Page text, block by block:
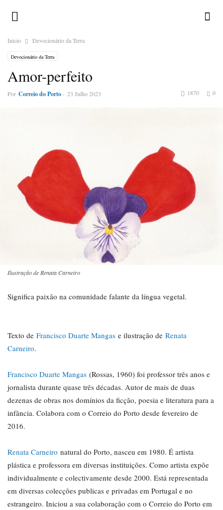
Inicio Devocionário da Terra
Devocionário da Terra
Amor-perfeito
Por Correio do Porto- 23 Julho 2023 0
1870
Ilustração de Renata Carneiro
Significa paixão na comunidade falante da língua vegetal.
Texto de Francisco Duarte Mangas e ilustração de Renata
Carneiro.
Francisco Duarte Mangas (Rossas, 1960) foi professor três anos e
jornalista durante quase três décadas. Autor de mais de duas
dezenas de obras nos domínios da ficção, poesia e literatura para a
infância. Colabora com o Correio do Porto desde fevereiro de
2016.
Renata Carneiro natural do Porto, nasceu em 1980. É artista
plástica e professora em diversas instituições. Como artista expõe
individualmente e colectivamente desde 2000. Está representada
em diversas colecções publicas e privadas em Portugal e no
estrangeiro. Iniciou a sua colaboração com o Correio do Porto em